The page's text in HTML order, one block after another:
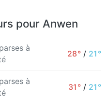
pour Anwen
à
28° / 21°
à
31° / 21°